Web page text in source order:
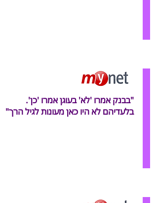
"בבנק אמרו 'לא' בעוגן אמרו 'כן'.
בלעדיהם לא היו כאן מעונות לגיל הרך"